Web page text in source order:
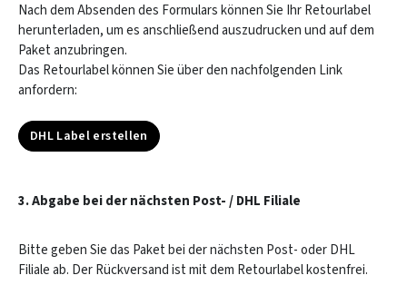
Nach dem Absenden des Formulars können Sie Ihr Retourlabel
herunterladen, um es anschließend auszudrucken und auf dem
Paket anzubringen.
Das Retourlabel können Sie über den nachfolgenden Link
anfordern:
DHL Label erstellen
3. Abgabe bei der nächsten Post- / DHL Filiale
Bitte geben Sie das Paket bei der nächsten Post- oder DHL
Filiale ab. Der Rückversand ist mit dem Retourlabel kostenfrei.